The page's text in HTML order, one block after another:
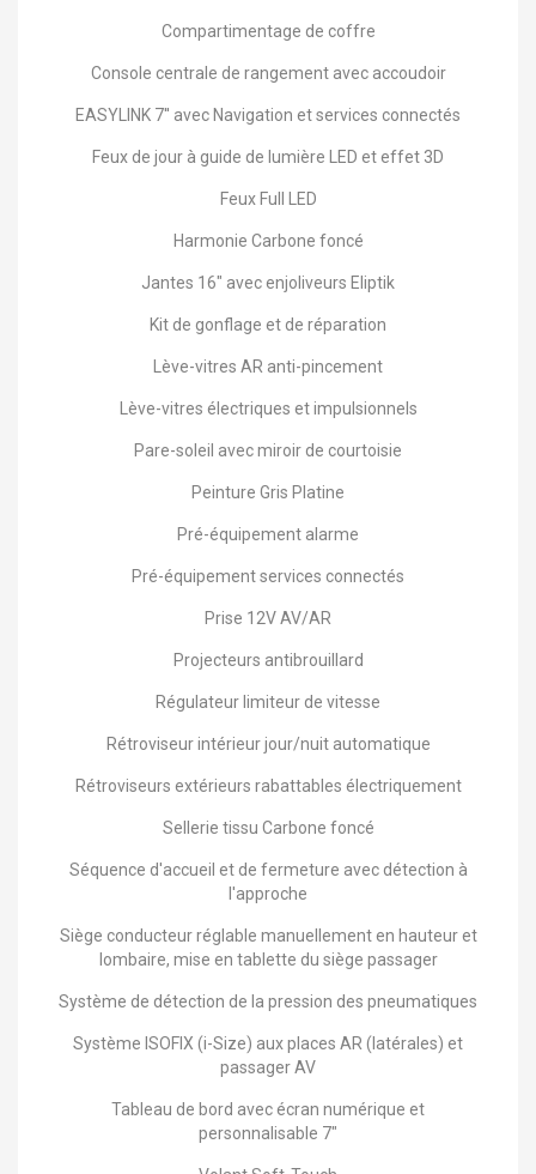
Compartimentage de coffre
Console centrale de rangement avec accoudoir
EASYLINK 7'' avec Navigation et services connectés
Feux de jour à guide de lumière LED et effet 3D
Feux Full LED
Harmonie Carbone foncé
Jantes 16" avec enjoliveurs Eliptik
Kit de gonflage et de réparation
Lève-vitres AR anti-pincement
Lève-vitres électriques et impulsionnels
Pare-soleil avec miroir de courtoisie
Peinture Gris Platine
Pré-équipement alarme
Pré-équipement services connectés
Prise 12V AV/AR
Projecteurs antibrouillard
Régulateur limiteur de vitesse
Rétroviseur intérieur jour/nuit automatique
Rétroviseurs extérieurs rabattables électriquement
Sellerie tissu Carbone foncé
Séquence d'accueil et de fermeture avec détection à
l'approche
Siège conducteur réglable manuellement en hauteur et
lombaire, mise en tablette du siège passager
Système de détection de la pression des pneumatiques
Système ISOFIX (i-Size) aux places AR (latérales) et
passager AV
Tableau de bord avec écran numérique et
personnalisable 7"